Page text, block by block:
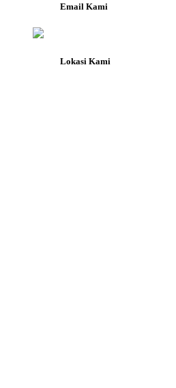
Email Kami
Lokasi Kami